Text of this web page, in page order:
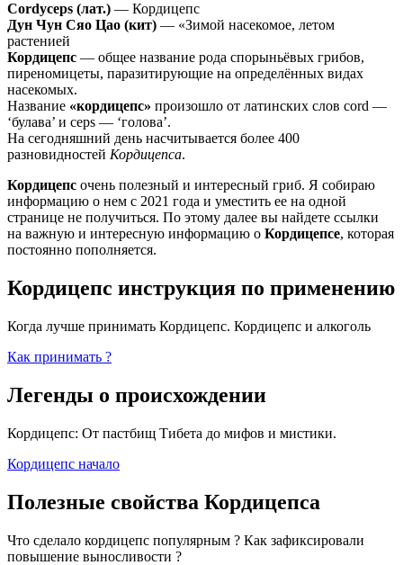
Cordyceps (лат.) — Кордицепс
Дун Чун Сяо Цао (кит) — «Зимой насекомое, летом
растенией
Кордицепс — общее название рода спорыньёвых грибов,
пиреномицеты, паразитирующие на определённых видах
насекомых.
Название «кордицепс» произошло от латинских слов cord —
‘булава’ и ceps — ‘голова’.
На сегодняшний день насчитывается более 400
разновидностей Кордицепса.
Кордицепс очень полезный и интересный гриб. Я собираю
информацию о нем с 2021 года и уместить ее на одной
странице не получиться. По этому далее вы найдете ссылки
на важную и интересную информацию о Кордицепсе, которая
постоянно пополняется.
Кордицепс инструкция по применению
Когда лучше принимать Кордицепс. Кордицепс и алкоголь
Как принимать ?
Легенды о происхождении
Кордицепс: От пастбищ Тибета до мифов и мистики.
Кордицепс начало
Полезные свойства Кордицепса
Что сделало кордицепс популярным ? Как зафиксировали
повышение выносливости ?